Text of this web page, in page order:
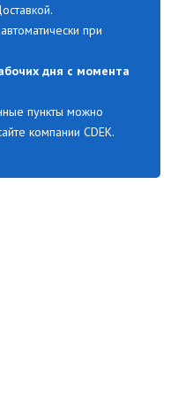
при
дня с момента
пункты можно
компании CDEK.